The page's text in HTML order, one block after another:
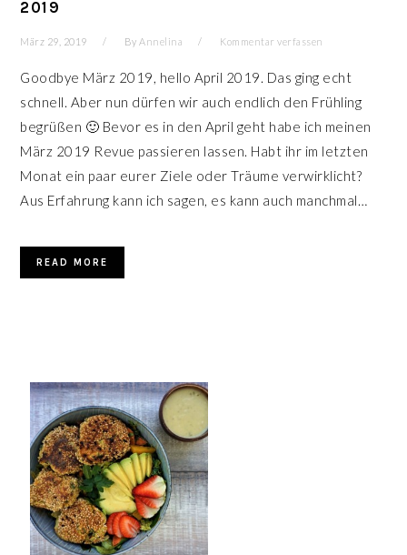
2019
März 29, 2019 ByAnnelina Kommentar verfassen
Goodbye März 2019, hello April 2019. Das ging echt
schnell. Aber nun dürfen wir auch endlich den Frühling
begrüßen 🙂 Bevor es in den April geht habe ich meinen
März 2019 Revue passieren lassen. Habt ihr im letzten
Monat ein paar eurer Ziele oder Träume verwirklicht?
Aus Erfahrung kann ich sagen, es kann auch manchmal…
READ MORE